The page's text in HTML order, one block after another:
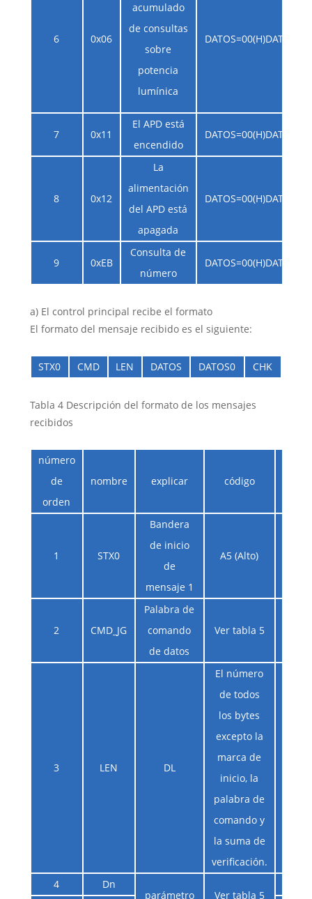
6 0x06
acumulado
de consultas
sobre
potencia
lumínica
7 0x11
El APD está
encendido
8 0x12
La
alimentación
del APD está
apagada
9 0xEB
Consulta de
número
a) El control principal recibe el formato
El formato del mensaje recibido es el siguiente:
STX0 CMD LEN DATOS DATOS0 CHK
Tabla 4 Descripción del formato de los mensajes
recibidos
número
de
orden
nombre explicar código
1 STX0
Bandera
de inicio
de
mensaje 1
A5 (Alto)
2 CMD_JG
Palabra de
comando
de datos
Ver tabla 5
3 LEN DL
El número
de todos
los bytes
excepto la
marca de
inicio, la
palabra de
comando y
la suma de
verificación.
4
Dn
parámetro
Ver tabla 5